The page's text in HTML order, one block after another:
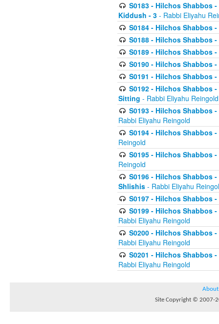
S0183 - Hilchos Shabbos
Kiddush - 3 - Rabbi Eliyahu
S0184 - Hilchos Shabbos
S0188 - Hilchos Shabbos
S0189 - Hilchos Shabbos
S0190 - Hilchos Shabbos
S0191 - Hilchos Shabbos
S0192 - Hilchos Shabbos
Sitting - Rabbi Eliyahu Reingold
S0193 - Hilchos Shabbos
Rabbi Eliyahu Reingold
S0194 - Hilchos Shabbos
Reingold
S0195 - Hilchos Shabbos
Reingold
S0196 - Hilchos Shabbos
Shlishis - Rabbi Eliyahu
S0197 - Hilchos Shabbos
S0199 - Hilchos Shabbos
Rabbi Eliyahu Reingold
S0200 - Hilchos Shabbos
Rabbi Eliyahu Reingold
S0201 - Hilchos Shabbos
Rabbi Eliyahu Reingold
About
Site Copyright © 2007-